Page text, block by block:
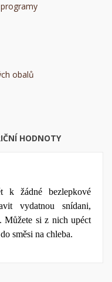
obalů
HODNOTY
k žádné bezlepkové
vydatnou snídani,
Můžete si z nich upéct
směsi na chleba.